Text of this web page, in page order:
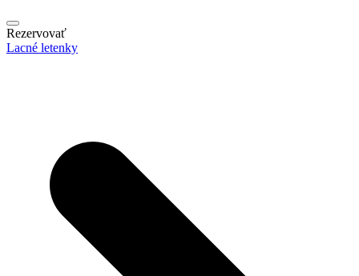
Rezervovať
Lacné letenky